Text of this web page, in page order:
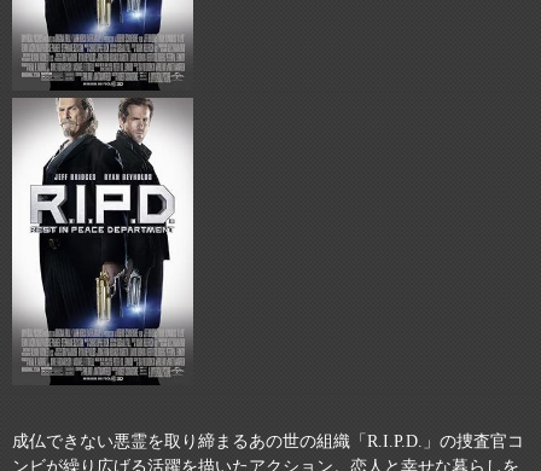
成仏できない悪霊を取り締まるあの世の組織「R.I.P.D.」の捜査官コ
ンビが繰り広げる活躍を描いたアクション。恋人と幸せな暮らしを